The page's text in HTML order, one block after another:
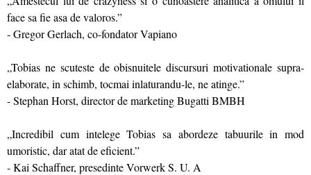
face sa fie asa de valoros.”
- Gregor Gerlach, co-fondator Vapiano
„Tobias ne scuteste de obisnuitele discursuri motivationale supra-
elaborate, in schimb, tocmai inlaturandu-le, ne atinge.”
- Stephan Horst, director de marketing Bugatti BMBH
„Incredibil cum intelege Tobias sa abordeze tabuurile in mod
umoristic, dar atat de eficient.”
- Kai Schaffner, presedinte Vorwerk S. U. A